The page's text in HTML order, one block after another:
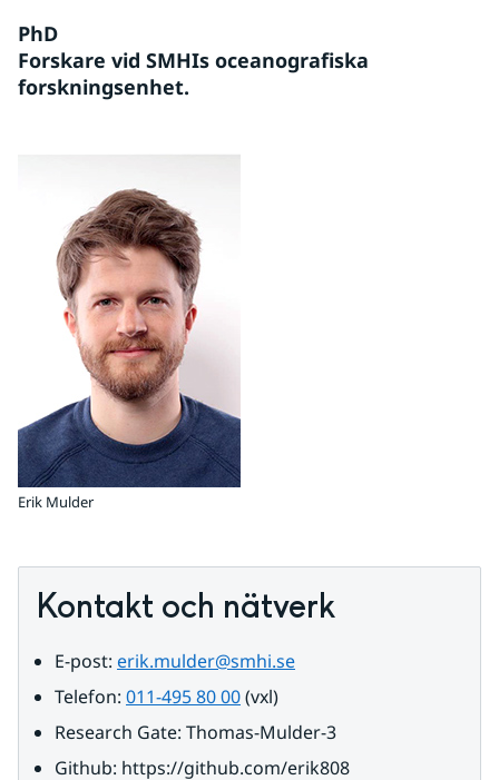
PhD
Forskare vid SMHIs oceanografiska
forskningsenhet.
Erik Mulder
Kontakt och nätverk
E-post: erik.mulder@smhi.se
Telefon: 011-495 80 00 (vxl)
Research Gate: Thomas-Mulder-3
Github: https://github.com/erik808